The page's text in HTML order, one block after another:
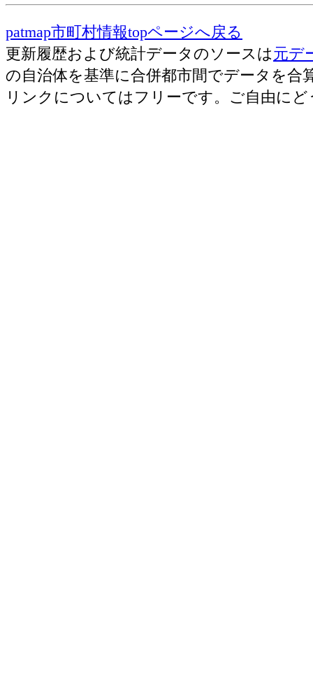
patmap市町村情報topページへ戻る
更新履歴および統計データのソースは元デ
の自治体を基準に合併都市間でデータを合
リンクについてはフリーです。ご自由にど